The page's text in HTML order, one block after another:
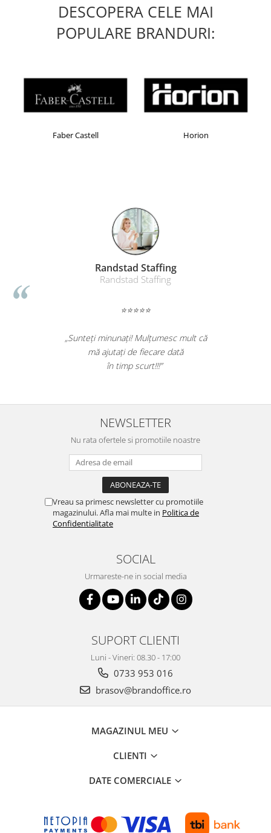
DESCOPERA CELE MAI
POPULARE BRANDURI:
Faber Castell Horion
Randstad Staffing
Randstad Staffing
⭐⭐⭐⭐⭐
„Sunteți minunați! Mulțumesc mult că
mă ajutați de fiecare dată
în timp scurt!!!”
NEWSLETTER
Nu rata ofertele si promotiile noastre
Vreau sa primesc newsletter cu promotiile
magazinului. Afla mai multe in Politica de
Confidentialitate
SOCIAL
Urmareste-ne in social media
SUPORT CLIENTI
Luni - Vineri: 08.30 - 17:00
0733 953 016
brasov@brandoffice.ro
MAGAZINUL MEU
CLIENTI
DATE COMERCIALE